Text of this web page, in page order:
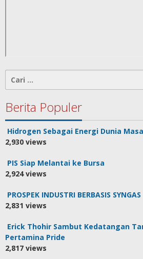
untuk:
Berita Populer
Hidrogen Sebagai Energi Dunia
2,930 views
PIS Siap Melantai ke Bursa
2,924 views
PROSPEK INDUSTRI BERBASIS SYNGAS
2,831 views
Erick Thohir Sambut Kedatangan
Pertamina Pride
2,817 views